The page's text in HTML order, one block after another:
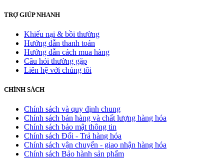
TRỢ GIÚP NHANH
Khiếu nại & bồi thường
Hướng dẫn thanh toán
Hướng dẫn cách mua hàng
Câu hỏi thường gặp
Liên hệ với chúng tôi
CHÍNH SÁCH
Chính sách và quy định chung
Chính sách bán hàng và chất lượng hàng hóa
Chính sách bảo mật thông tin
Chính sách Đổi - Trả hàng hóa
Chính sách vận chuyển - giao nhận hàng hóa
Chính sách Bảo hành sản phẩm